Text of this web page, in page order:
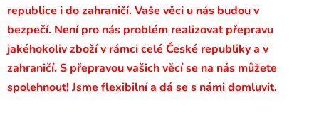
republice i do zahraničí. Vaše věci u nás budou v
bezpečí. Není pro nás problém realizovat přepravu
jakéhokoliv zboží v rámci celé České republiky a v
zahraničí. S přepravou vašich věcí se na nás můžete
spolehnout! Jsme flexibilní a dá se s námi domluvit.